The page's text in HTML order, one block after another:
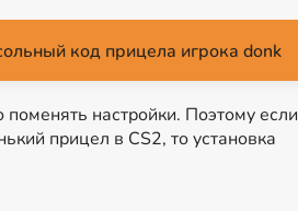
код прицела игрока donk
настройки. Поэтому если
прицел в CS2, то установка